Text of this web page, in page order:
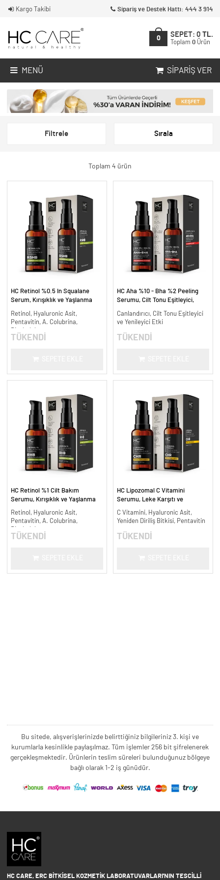
Kargo Takibi Sipariş ve Destek Hattı: 444 3 914
0
SEPET: 0 TL.
Toplam 0 Ürün
MENÜ SIPARIŞ VER
Filtrele Sırala
Toplam 4 ürün
HC Retinol %0.5 In Squalane
Serum, Kırışıklık ve Yaşlanma
Retinol, Hyaluronic Asit,
Pentavitin, A. Colubrina,
Bisabolol
TÜKENDİ
HC Aha %10 - Bha %2 Peeling
Serumu, Cilt Tonu Eşitleyici,
Canlandırıcı, Cilt Tonu Eşitleyici
ve Yenileyici Etki
TÜKENDİ
HC Retinol %1 Cilt Bakım
Serumu, Kırışıklık ve Yaşlanma
Retinol, Hyaluronic Asit,
Pentavitin, A. Colubrina,
TÜKENDİ
HC Lipozomal C Vitamini
Serumu, Leke Karşıtı ve
C Vitamini, Hyaluronic Asit,
Yeniden Diriliş Bitkisi, Pentavitin
TÜKENDİ
Bu sitede, alışverişlerinizde belirttiğiniz bilgileriniz 3. kişi ve
kurumlarla kesinlikle paylaşılmaz. Tüm işlemler 256 bit şifrelenerek
gerçekleşmektedir. Ürünlerin teslim süreleri bulunduğunuz bölgeye
bağlı olarak 1-2 iş günüdür.
HC CARE, ERC BITKISEL KOZMETIK LABORATUVARLARI'NIN TESCILLI